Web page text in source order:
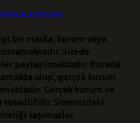
bir marka, kurum veya
Sitede
paylaşılmaktadır. Burada
olup, gerçek kurum
Gerçek kurum ve
Sitemizdeki
taşımazlar.